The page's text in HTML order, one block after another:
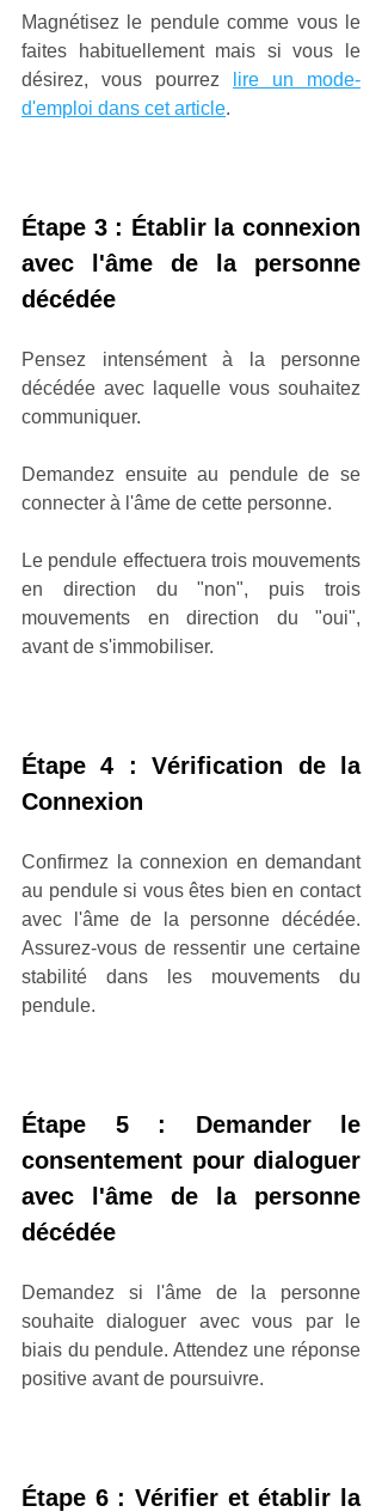
Magnétisez le pendule comme vous le
faites habituellement mais si vous le
désirez, vous pourrez
lire un mode-
d'emploi dans cet article.
Étape 3 : Établir la connexion
avec l'âme de la personne
décédée
Pensez intensément à la personne
décédée avec laquelle vous souhaitez
communiquer.
Demandez ensuite au pendule de se
connecter à l'âme de cette personne.
Le pendule effectuera trois mouvements
en direction du "non", puis trois
mouvements en direction du "oui",
avant de s'immobiliser.
Étape 4 : Vérification de la
Connexion
Confirmez la connexion en demandant
au pendule si vous êtes bien en contact
avec l'âme de la personne décédée.
Assurez-vous de ressentir une certaine
stabilité dans les mouvements du
pendule.
Étape 5 : Demander le
consentement pour dialoguer
avec l'âme de la personne
décédée
Demandez si l'âme de la personne
souhaite dialoguer avec vous par le
biais du pendule. Attendez une réponse
positive avant de poursuivre.
Étape 6 : Vérifier et établir la